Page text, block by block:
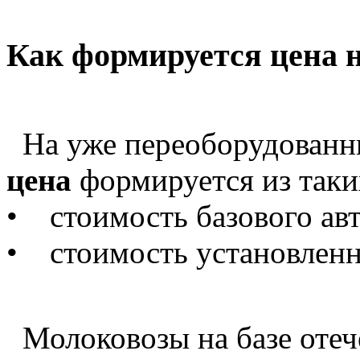
Как формируется цена
На уже
цена формируется из
• стоимость базового
• стоимость
Молоковозы на базе